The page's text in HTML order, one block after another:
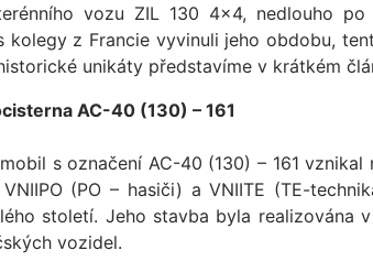
vozu ZIL 130 4×4, nedlouho
kolegy z Francie vyvinuli jeho obdobu,
unikáty představíme v krátkém
AC-40 (130) – 161
s označení AC-40 (130) – 161
VNIIPO (PO – hasiči) a VNIITE (TE-
století. Jeho stavba byla realizována
vozidel.